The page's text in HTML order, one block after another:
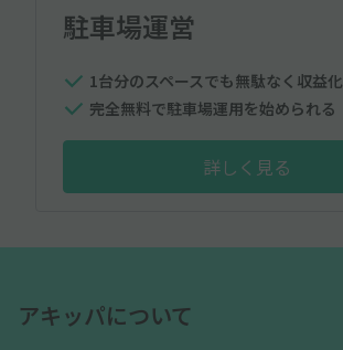
駐車場運営
1台分のスペースでも無駄なく収益化
完全無料で駐車場運用を始められる
詳しく見る
アキッパについて